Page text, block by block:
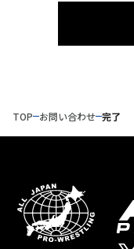
TOP お問い合わせ 完了